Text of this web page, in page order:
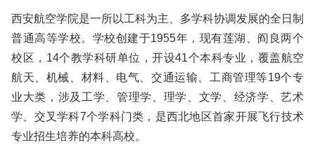
西安航空学院是一所以工科为主、多学科协调发展的全日制
普通高等学校。学校创建于1955年，现有莲湖、阎良两个
校区，14个教学科研单位，开设41个本科专业，覆盖航空
航天、机械、材料、电气、交通运输、工商管理等19个专
业大类，涉及工学、管理学、理学、文学、经济学、艺术
学、交叉学科7个学科门类，是西北地区首家开展飞行技术
专业招生培养的本科高校。